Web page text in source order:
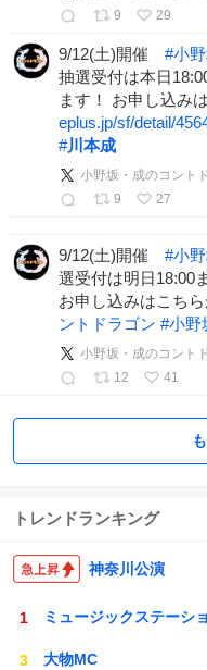
9
29
9/12(土)開催 #小
抽選受付は本日
ます！ お申し込み
eplus.jp/sf/detail/
#川本成
小野坂・成のコント
9
27
9/12(土)開催 #小
選受付は明日18:00
お申し込みはこち
ントドラゴン #小野
小野坂・成のコント
12
41
トレンドランキング
神奈川公演
ミュージックステーシ
大物MC